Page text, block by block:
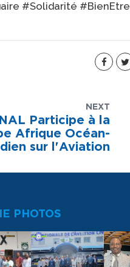
#Solidarité #BienEtre
NEXT
Participe à la
Afrique Océan-
sur l'Aviation
PHOTOS